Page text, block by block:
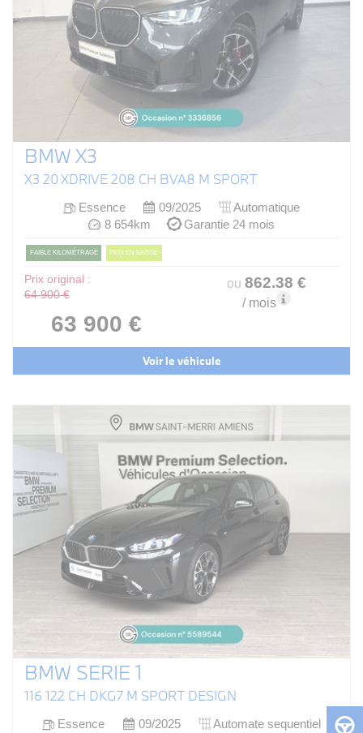
BMW X3
X3 20 XDRIVE 208 CH BVA8 M SPORT
Essence 09/2025
Automatique
8 654km
Garantie 24 mois
FAIBLE KILOMÉTRAGE PRIX EN BAISSE
Prix original :
64 900 €
63 900 €
ou 862.38 €
/ mois
Voir le véhicule
BMW SERIE 1
116 122 CH DKG7 M SPORT DESIGN
Essence 09/2025
Automate sequentiel